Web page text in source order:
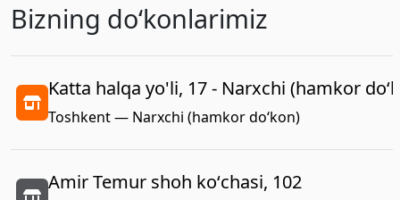
Bizning doʻkonlarimiz
Katta halqa yo'li, 17 - Narxchi (hamkor
Toshkent — Narxchi (hamkor do‘kon)
Amir Temur shoh koʻchasi, 102